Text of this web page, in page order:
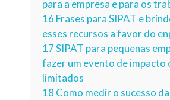
para a empresa e para os
16 Frases para SIPAT e
esses recursos a favor do
17SIPAT para pequenas
fazer um evento de impacto
limitados
18 Como medir o sucesso